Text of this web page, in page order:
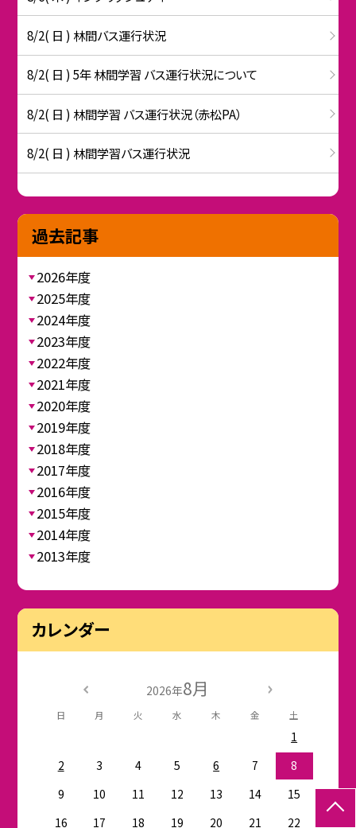
8/2( 日 ) 林間バス運行状況
8/2( 日 ) 5年 林間学習 バス運行状況について
8/2( 日 ) 林間学習 バス運行状況（赤松PA）
8/2( 日 ) 林間学習バス運行状況
過去記事
2026年度
2025年度
2024年度
2023年度
2022年度
2021年度
2020年度
2019年度
2018年度
2017年度
2016年度
2015年度
2014年度
2013年度
カレンダー
2026年8月
日 月 火 水 木 金 土
1
2
3 4 5 6 7
8
9
10 11 12 13 14
15
16
17 18 19 20 21 22